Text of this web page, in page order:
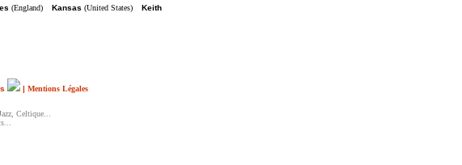
(England) Kansas (United States)
Keith
| Mentions Légales
Celtique...